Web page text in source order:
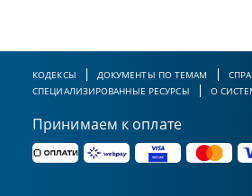
КОДЕКСЫ ДОКУМЕНТЫ ПО ТЕМАМ
СПЕЦИАЛИЗИРОВАННЫЕ РЕСУРСЫ
О
Принимаем к оплате